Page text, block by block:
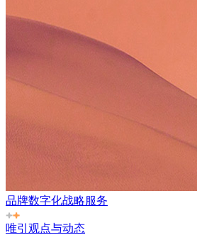
品牌数字化战略服务
唯引观点与动态